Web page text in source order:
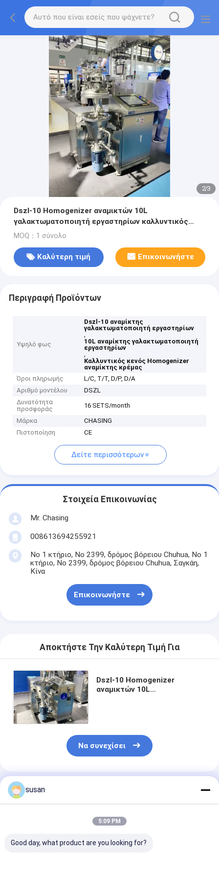
2/3
Dszl-10 Homogenizer αναμικτών 10L
γαλακτωματοποιητή εργαστηρίων καλλυντικός
κενός αναμίκτης κρέμας
MOQ：1 σύνολο
Καλύτερη τιμή Επικοινωνήστε
Περιγραφή Προϊόντων
Υψηλό φως
Dszl-10 αναμίκτης
γαλακτωματοποιητή εργαστηρίων
,
10L αναμίκτης γαλακτωματοποιητή
εργαστηρίων
,
Καλλυντικός κενός Homogenizer
αναμίκτης κρέμας
Όροι πληρωμής
L/C, T/T, D/P, D/A
Αριθμό μοντέλου
DSZL
Δυνατότητα
προσφοράς
16 SETS/month
Μάρκα
CHASING
Πιστοποίηση
CE
Δείτε περισσότερων
Στοιχεία Επικοινωνίας
Mr. Chasing
008613694255921
Νο 1 κτήριο, Νο 2399, δρόμος βόρειου Chuhua, Νο 1
κτήριο, Νο 2399, δρόμος βόρειου Chuhua, Σαγκάη,
Κίνα
Επικοινωνήστε
Αποκτήστε Την Καλύτερη Τιμή Για
Dszl-10 Homogenizer
αναμικτών 10L
Να συνεχίσει
Συνιστώμενα Προϊόντα
susan
5:09 PM
Good day, what product are you looking for?